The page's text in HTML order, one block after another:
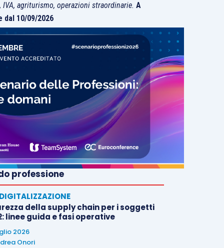
IVA, agriturismo, operazioni straordinarie.A
dal 10/09/2026
professione
della supply chain per i soggetti
linee guida e fasi operative
2026
Onori